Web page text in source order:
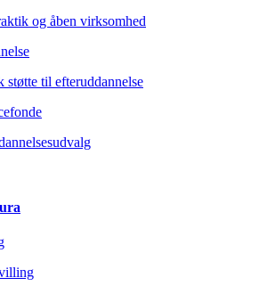
og åben virksomhed
til efteruddannelse